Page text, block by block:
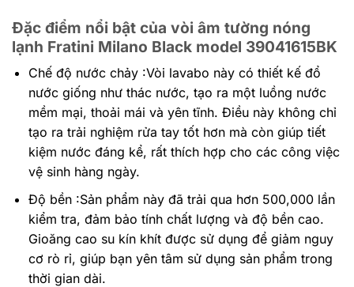
Đặc điểm nổi bật của vòi âm tường nóng
lạnh Fratini Milano Black model 39041615BK
Chế độ nước chảy :Vòi lavabo này có thiết kế đổ
nước giống như thác nước, tạo ra một luồng nước
mềm mại, thoải mái và yên tĩnh. Điều này không chỉ
tạo ra trải nghiệm rửa tay tốt hơn mà còn giúp tiết
kiệm nước đáng kể, rất thích hợp cho các công việc
vệ sinh hàng ngày.
Độ bền :Sản phẩm này đã trải qua hơn 500,000 lần
kiểm tra, đảm bảo tính chất lượng và độ bền cao.
Gioăng cao su kín khít được sử dụng để giảm nguy
cơ rò rỉ, giúp bạn yên tâm sử dụng sản phẩm trong
thời gian dài.